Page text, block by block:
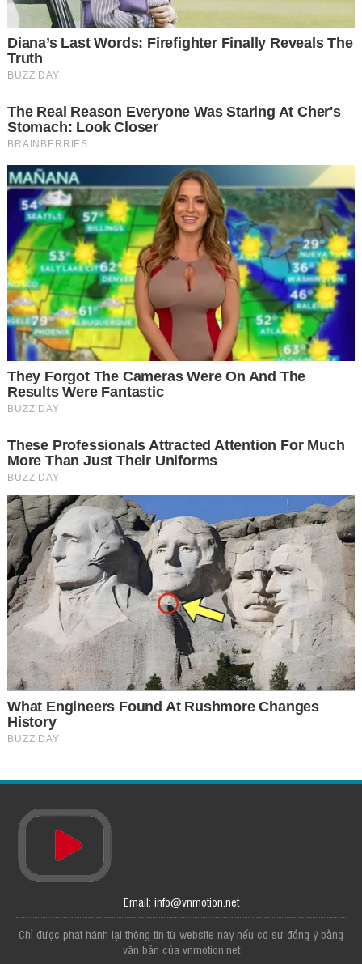
Email: info@vnmotion.net
Chỉ được phát hành lại thông tin từ website này nếu có sự đồng ý bằng
văn bản của vnmotion.net